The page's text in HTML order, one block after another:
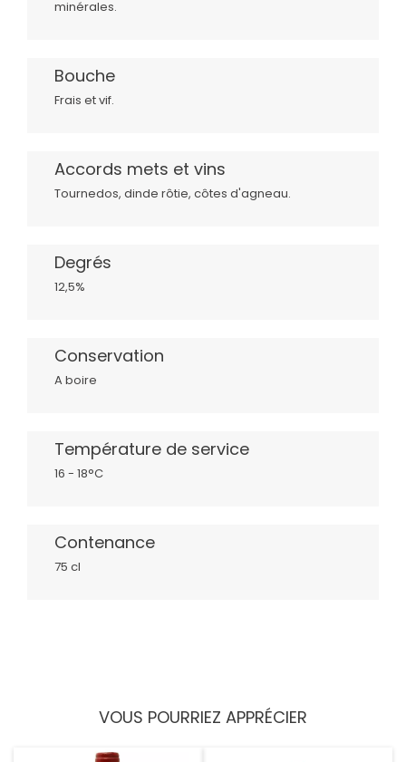
minérales.
Bouche
Frais et vif.
Accords mets et vins
Tournedos, dinde rôtie, côtes d'agneau.
Degrés
12,5%
Conservation
A boire
Température de service
16 - 18°C
Contenance
75 cl
VOUS POURRIEZ APPRÉCIER